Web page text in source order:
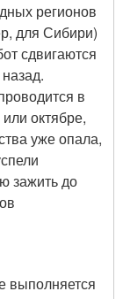
регионов
для Сибири)
сдвигаются
в
октябре,
уже опала,
зажить до
выполняется